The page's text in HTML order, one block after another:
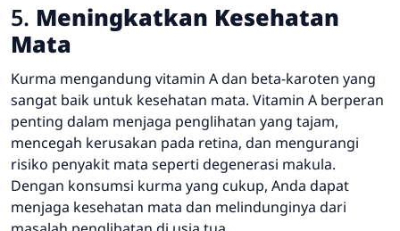
5. Meningkatkan Kesehatan
Mata
Kurma mengandung vitamin A dan beta-karoten yang
sangat baik untuk kesehatan mata. Vitamin A berperan
penting dalam menjaga penglihatan yang tajam,
mencegah kerusakan pada retina, dan mengurangi
risiko penyakit mata seperti degenerasi makula.
Dengan konsumsi kurma yang cukup, Anda dapat
menjaga kesehatan mata dan melindunginya dari